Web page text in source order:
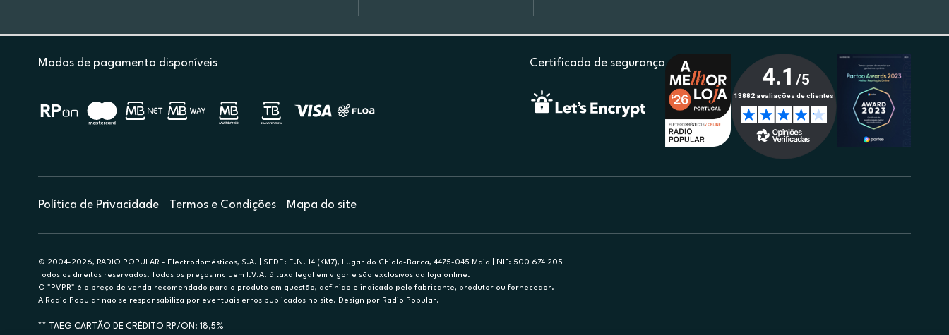
Modos de pagamento disponíveis Certificado de segurança
Política de Privacidade Termos e Condições Mapa do site
© 2004-2026, RADIO POPULAR - Electrodomésticos, S.A. | SEDE: E.N. 14 (KM7), Lugar do Chiolo-Barca, 4475-045 Maia | NIF: 500 674 205
Todos os direitos reservados. Todos os preços incluem I.V.A. à taxa legal em vigor e são exclusivos da loja online.
O "PVPR" é o preço de venda recomendado para o produto em questão, definido e indicado pelo fabricante, produtor ou fornecedor.
A Radio Popular não se responsabiliza por eventuais erros publicados no site. Design por Radio Popular.
** TAEG CARTÃO DE CRÉDITO RP/ON: 18,5%